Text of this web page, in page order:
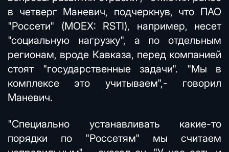
в четверг Маневич, подчеркнув, что ПАО
"Россети" (MOEX: RSTI), например, несет
"социальную нагрузку", а по отдельным
регионам, вроде Кавказа, перед компанией
стоят "государственные задачи". "Мы в
комплексе это учитываем",- говорил
Маневич.
"Специально устанавливать какие-то
порядки по "Россетям" мы считаем